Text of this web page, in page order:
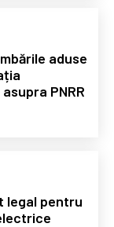
aduse
PNRR
legal pentru